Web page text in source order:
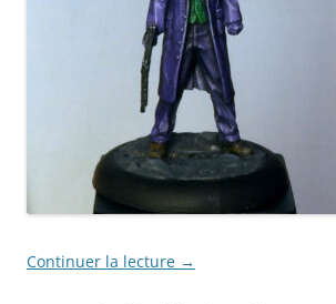
Continuer la lecture →